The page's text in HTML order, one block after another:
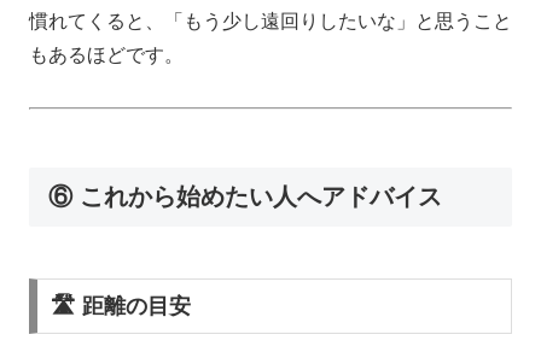
慣れてくると、「もう少し遠回りしたいな」と思うこと
もあるほどです。
⑥ これから始めたい人へアドバイス
🛣 距離の目安